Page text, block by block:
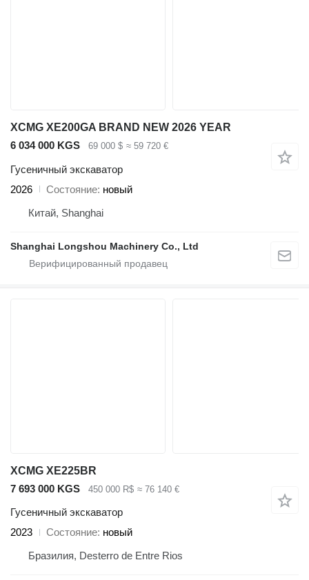
XCMG XE200GA BRAND NEW 2026 YEAR
6 034 000 KGS
69 000 $ ≈ 59 720 €
Гусеничный экскаватор
2026
Состояние новый
Китай, Shanghai
Shanghai Longshou Machinery Co., Ltd
XCMG XE225BR
7 693 000 KGS
450 000 R$ ≈ 76 140 €
Гусеничный экскаватор
2023
Состояние новый
Бразилия, Desterro de Entre Rios